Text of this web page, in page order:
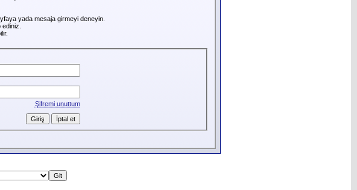
yada mesaja girmeyi deneyin.
Şifremi unuttum